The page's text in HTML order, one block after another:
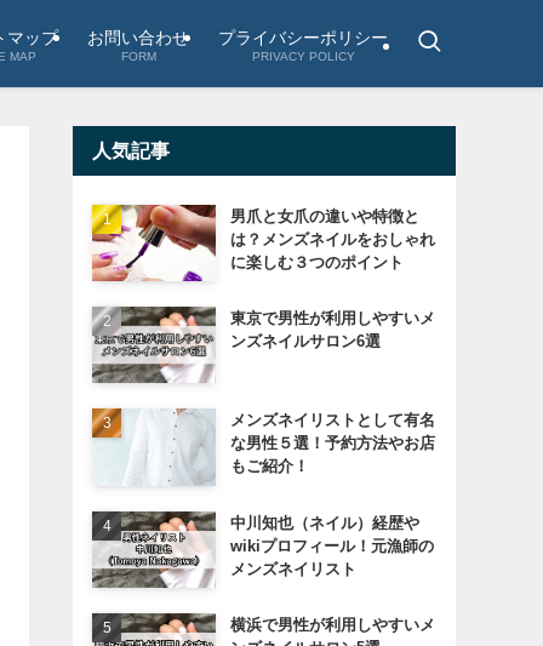
マップ
MAP
お問い合わせ
FORM
プライバシーポリシー
PRIVACY POLICY
人気記事
男爪と女爪の違いや特徴と
は？メンズネイルをおしゃれ
に楽しむ３つのポイント
東京で男性が利用しやすいメ
ンズネイルサロン6選
メンズネイリストとして有名
な男性５選！予約方法やお店
もご紹介！
中川知也（ネイル）経歴や
wikiプロフィール！元漁師の
メンズネイリスト
横浜で男性が利用しやすいメ